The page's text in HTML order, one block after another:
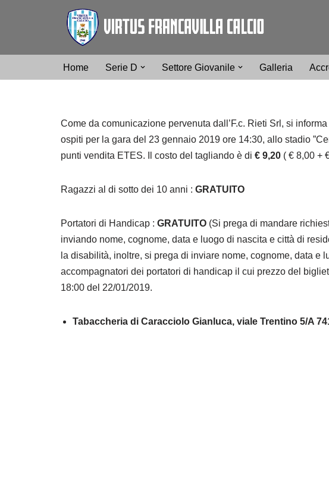
Home Serie D Settore Giovanile Galleria
Come da comunicazione pervenuta dall’F.c. Rieti Srl, si
ospiti per la gara del 23 gennaio 2019 ore 14:30, allo stadio
punti vendita ETES. Il costo del tagliando è di € 9,20 ( € 8,00 +
Ragazzi al di sotto dei 10 anni : GRATUITO
Portatori di Handicap : GRATUITO (Si prega di mandare
inviando nome, cognome, data e luogo di nascita e città di
la disabilità, inoltre, si prega di inviare nome, cognome, data e
accompagnatori dei portatori di handicap il cui prezzo del
18:00 del 22/01/2019.
Tabaccheria di Caracciolo Gianluca, viale Trentino 5/A